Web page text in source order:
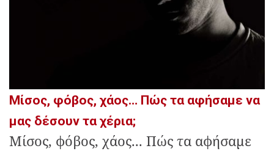
Μίσος, φόβος, χάος… Πώς τα αφήσαμε να
μας δέσουν τα χέρια;
Μίσος, φόβος, χάος... Πώς τα αφήσαμε